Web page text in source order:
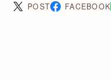
POST FACEBOOK